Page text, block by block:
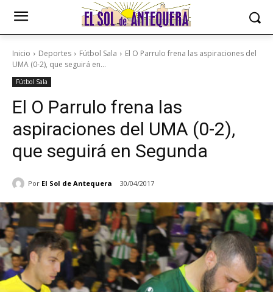
Inicio Deportes Fútbol Sala
El O Parrulo frena las aspiraciones del
UMA (0-2), que seguirá en...
Fútbol Sala
El O Parrulo frena las
aspiraciones del UMA (0-2),
que seguirá en Segunda
Por El Sol de Antequera 30/04/2017